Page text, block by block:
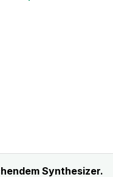
Synthesizer.